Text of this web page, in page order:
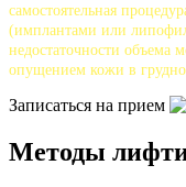
самостоятельная
(имплантами или
недостаточности объема
опущением кожи в
Записаться на прием
Методы